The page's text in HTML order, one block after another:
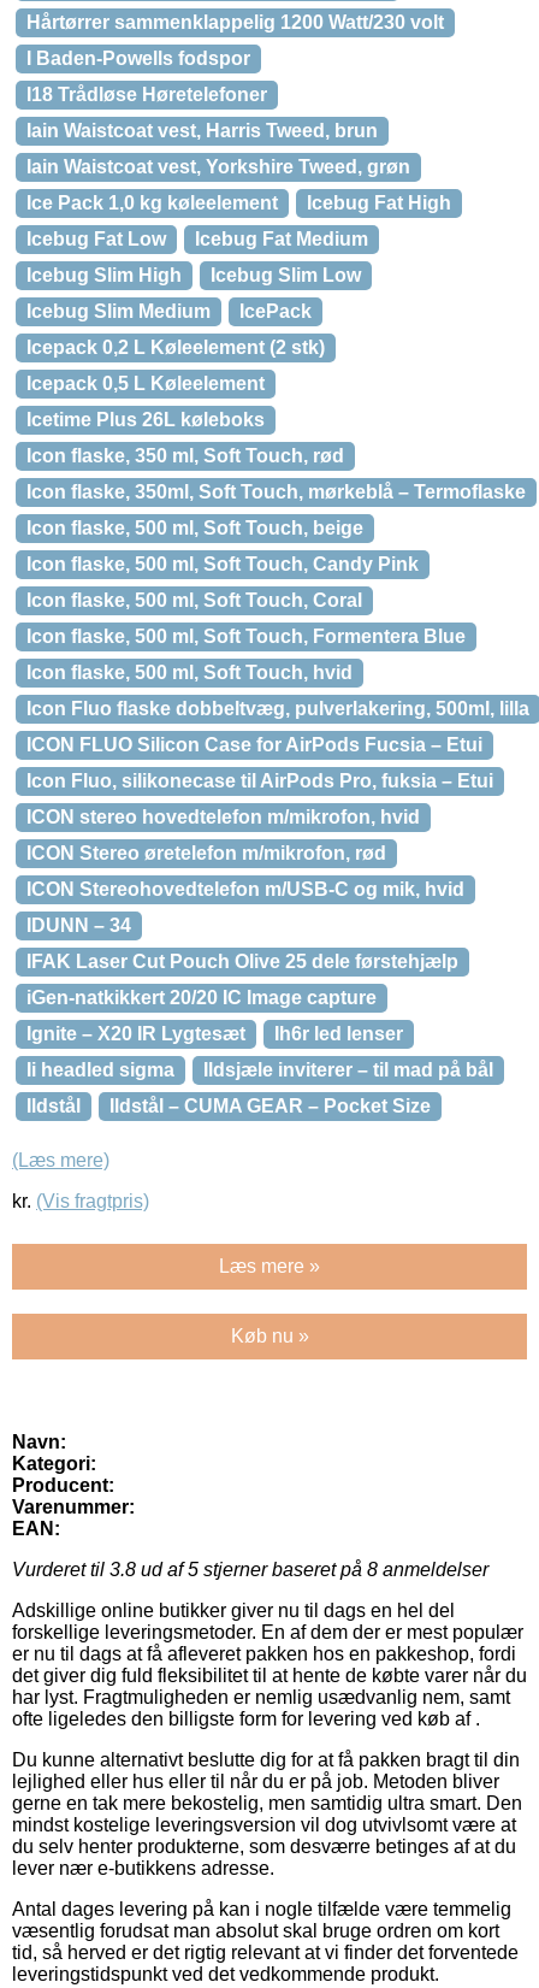
Hårtørrer sammenklappelig 1200 Watt/230 volt
I Baden-Powells fodspor
I18 Trådløse Høretelefoner
Iain Waistcoat vest, Harris Tweed, brun
Iain Waistcoat vest, Yorkshire Tweed, grøn
Ice Pack 1,0 kg køleelement
Icebug Fat High
Icebug Fat Low
Icebug Fat Medium
Icebug Slim High
Icebug Slim Low
Icebug Slim Medium
IcePack
Icepack 0,2 L Køleelement (2 stk)
Icepack 0,5 L Køleelement
Icetime Plus 26L køleboks
Icon flaske, 350 ml, Soft Touch, rød
Icon flaske, 350ml, Soft Touch, mørkeblå – Termoflaske
Icon flaske, 500 ml, Soft Touch, beige
Icon flaske, 500 ml, Soft Touch, Candy Pink
Icon flaske, 500 ml, Soft Touch, Coral
Icon flaske, 500 ml, Soft Touch, Formentera Blue
Icon flaske, 500 ml, Soft Touch, hvid
Icon Fluo flaske dobbeltvæg, pulverlakering, 500ml, lilla
ICON FLUO Silicon Case for AirPods Fucsia – Etui
Icon Fluo, silikonecase til AirPods Pro, fuksia – Etui
ICON stereo hovedtelefon m/mikrofon, hvid
ICON Stereo øretelefon m/mikrofon, rød
ICON Stereohovedtelefon m/USB-C og mik, hvid
IDUNN – 34
IFAK Laser Cut Pouch Olive 25 dele førstehjælp
iGen-natkikkert 20/20 IC Image capture
Ignite – X20 IR Lygtesæt
Ih6r led lenser
Ii headled sigma
Ildsjæle inviterer – til mad på bål
Ildstål
Ildstål – CUMA GEAR – Pocket Size
(Læs mere)
kr. (Vis fragtpris)
Læs mere »
Køb nu »
Navn:
Kategori:
Producent:
Varenummer:
EAN:
Vurderet til 3.8 ud af 5 stjerner baseret på 8 anmeldelser
Adskillige online butikker giver nu til dags en hel del
forskellige leveringsmetoder. En af dem der er mest populær
er nu til dags at få afleveret pakken hos en pakkeshop, fordi
det giver dig fuld fleksibilitet til at hente de købte varer når du
har lyst. Fragtmuligheden er nemlig usædvanlig nem, samt
ofte ligeledes den billigste form for levering ved køb af .
Du kunne alternativt beslutte dig for at få pakken bragt til din
lejlighed eller hus eller til når du er på job. Metoden bliver
gerne en tak mere bekostelig, men samtidig ultra smart. Den
mindst kostelige leveringsversion vil dog utvivlsomt være at
du selv henter produkterne, som desværre betinges af at du
lever nær e-butikkens adresse.
Antal dages levering på kan i nogle tilfælde være temmelig
væsentlig forudsat man absolut skal bruge ordren om kort
tid, så herved er det rigtig relevant at vi finder det forventede
leveringstidspunkt ved det vedkommende produkt.